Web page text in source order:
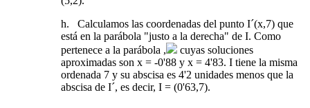
h. Calculamos las coordenadas del punto I´(x,7) que
está en la parábola "justo a la derecha" de I. Como
pertenece a la parábola ,
cuyas soluciones
aproximadas son x = -0'88 y x = 4'83. I tiene la misma
ordenada 7 y su abscisa es 4'2 unidades menos que la
abscisa de I´, es decir, I = (0'63,7).